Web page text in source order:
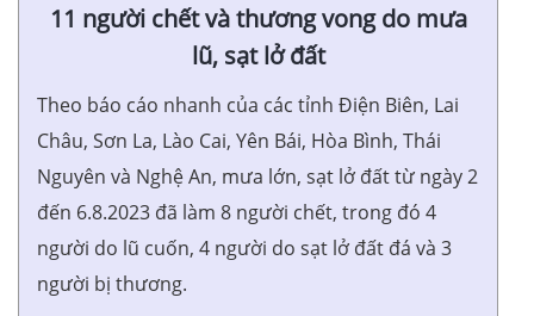
11 người chết và thương vong do mưa
lũ, sạt lở đất
Theo báo cáo nhanh của các tỉnh Điện Biên, Lai
Châu, Sơn La, Lào Cai, Yên Bái, Hòa Bình, Thái
Nguyên và Nghệ An, mưa lớn, sạt lở đất từ ngày 2
đến 6.8.2023 đã làm 8 người chết, trong đó 4
người do lũ cuốn, 4 người do sạt lở đất đá và 3
người bị thương.